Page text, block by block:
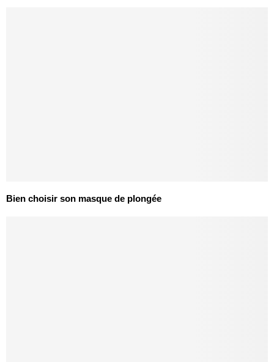
Bien choisir son masque de plongée